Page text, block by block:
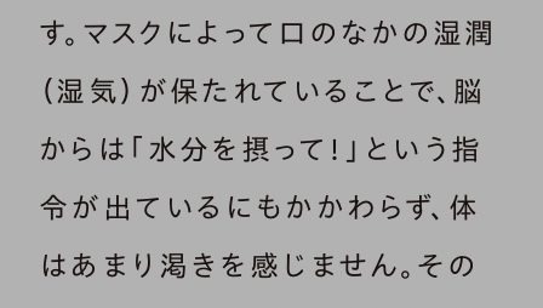
す。マスクによって口のなかの湿潤
（湿気）が保たれていることで、脳
からは「水分を摂って！」という指
令が出ているにもかかわらず、体
はあまり渇きを感じません。その